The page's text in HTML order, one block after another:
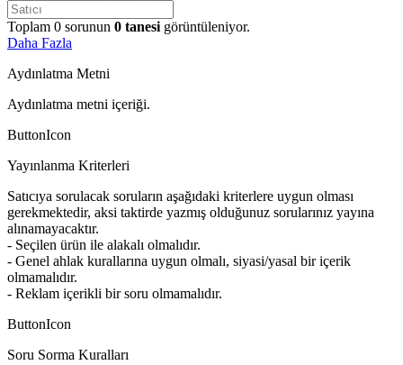
Toplam 0 sorunun 0 tanesi görüntüleniyor.
Daha Fazla
Aydınlatma Metni
Aydınlatma metni içeriği.
ButtonIcon
Yayınlanma Kriterleri
Satıcıya sorulacak soruların aşağıdaki kriterlere uygun olması
gerekmektedir, aksi taktirde yazmış olduğunuz sorularınız yayına
alınamayacaktır.
- Seçilen ürün ile alakalı olmalıdır.
- Genel ahlak kurallarına uygun olmalı, siyasi/yasal bir içerik
olmamalıdır.
- Reklam içerikli bir soru olmamalıdır.
ButtonIcon
Soru Sorma Kuralları